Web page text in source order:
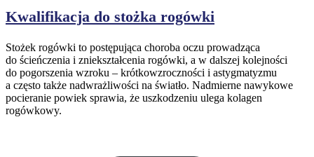
Kwalifikacja do stożka rogówki
Stożek rogówki to postępująca choroba oczu prowadząca
do ścieńczenia i zniekształcenia rogówki, a w dalszej kolejności
do pogorszenia wzroku – krótkowzroczności i astygmatyzmu
a często także nadwrażliwości na światło. Nadmierne nawykowe
pocieranie powiek sprawia, że uszkodzeniu ulega kolagen
rogówkowy.